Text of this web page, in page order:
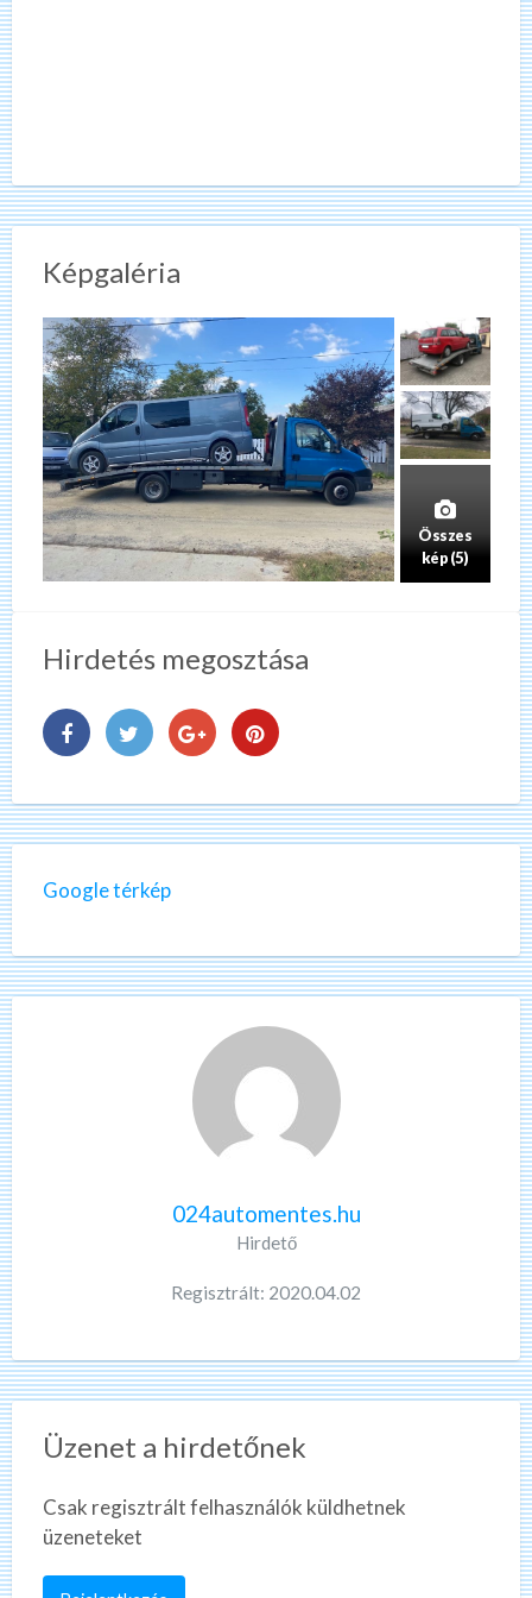
Képgaléria
Összes
kép (5)
Hirdetés megosztása
Google térkép
024automentes.hu
Hirdető
Regisztrált: 2020.04.02
Üzenet a hirdetőnek
Csak regisztrált felhasználók küldhetnek
üzeneteket